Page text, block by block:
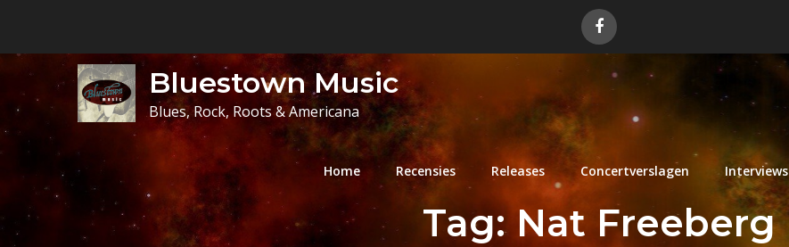
content
Bluestown Music
Blues, Rock, Roots & Americana
Home Recensies Releases Concertverslagen Interviews
Tag:Nat Freeberg